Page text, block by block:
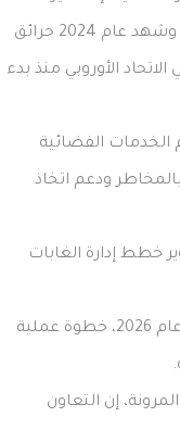
التقديرات إلى أن حوض المتوسط يسجل معدلات احترار تفوق المتوسط العالمي بنحو 20%، وشهد عام 2024 حرائق
لحرائق الغابات في الاتحاد الأوروبي منذ بدء
الخدمات الفضائية
ودعم اتخاذ
خطط إدارة الغابات
ومن المتوقع أن يشكل الإطلاق الرسمي لمركز قبرص الإقليمي للإطفاء الجوي، المقرر خلال عام 2026، خطوة عملية
إن التعاون